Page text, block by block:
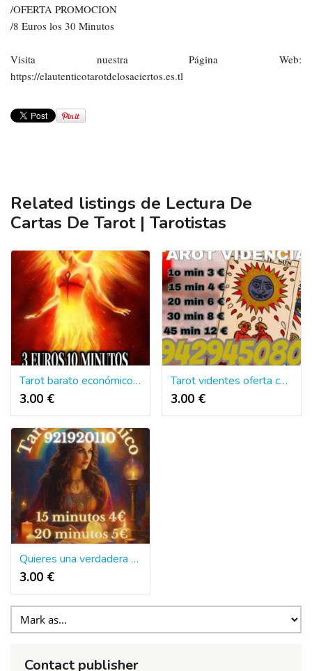
/OFERTA PROMOCION
/8 Euros los 30 Minutos
Visita nuestra Página Web:
https://elautenticotarotdelosaciertos.es.tl
Related listings de Lectura De
Cartas De Tarot | Tarotistas
Tarot barato económico videntes 10 min 3 euros
3.00 €
Tarot videntes oferta consulta fiable
3.00 €
Quieres una verdadera tirada de tarot tu futuro inmediato
3.00 €
Contact publisher